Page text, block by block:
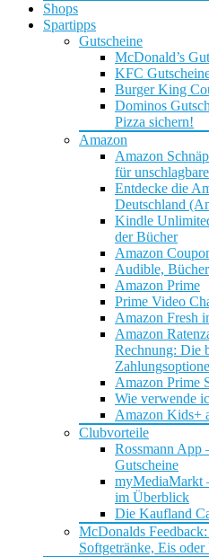
Shops
Spartipps
Gutscheine
McDonald’s
KFC
Burger King
Dominos
Pizza sichern!
Amazon
Amazon
für
Entdecke die
Deutschland
Kindle
der Bücher
Amazon
Audible,
Amazon Prime
Prime Video
Amazon Fresh
Amazon
Rechnung: Die
Amazon Prime
Wie verwende
Amazon Kids+
Clubvorteile
Rossmann App
Gutscheine
myMediaMarkt
im Überblick
Die Kaufland
McDonalds
Softgetränke, Eis